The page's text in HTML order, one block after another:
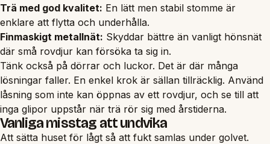
Trä med god kvalitet: En lätt men stabil stomme är
enklare att flytta och underhålla.
Finmaskigt metallnät: Skyddar bättre än vanligt hönsnät
där små rovdjur kan försöka ta sig in.
Tänk också på dörrar och luckor. Det är där många
lösningar faller. En enkel krok är sällan tillräcklig. Använd
låsning som inte kan öppnas av ett rovdjur, och se till att
inga glipor uppstår när trä rör sig med årstiderna.
Vanliga misstag att undvika
Att sätta huset för lågt så att fukt samlas under golvet.